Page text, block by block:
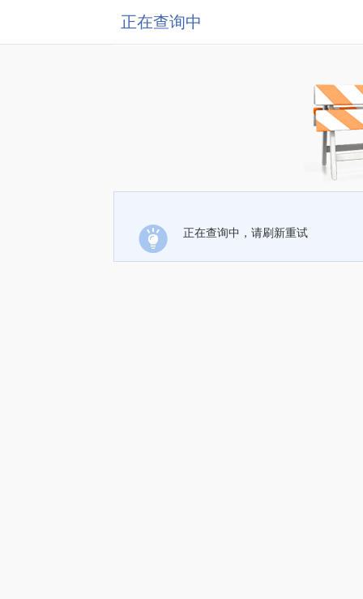
正在查询中
正在查询中，请刷新重试